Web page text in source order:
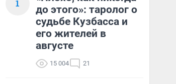
1
до этого»: таролог о
судьбе Кузбасса и
его жителей в
августе
15 004 21